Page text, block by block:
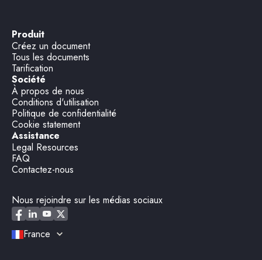
Produit
Créez un document
Tous les documents
Tarification
Société
À propos de nous
Conditions d'utilisation
Politique de confidentialité
Cookie statement
Assistance
Legal Resources
FAQ
Contactez-nous
Nous rejoindre sur les médias sociaux
France